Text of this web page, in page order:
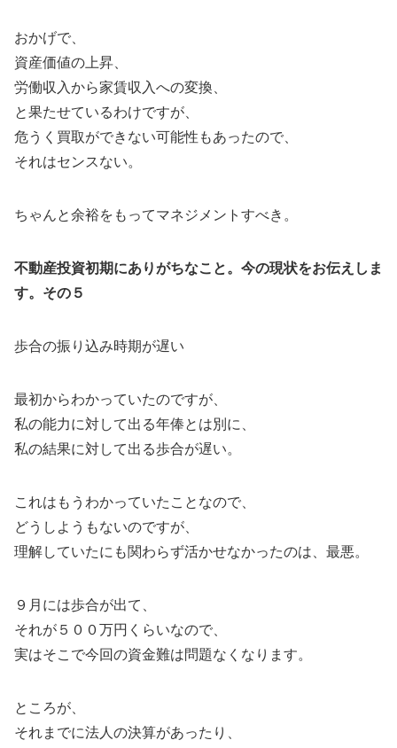
おかげで、
資産価値の上昇、
労働収入から家賃収入への変換、
と果たせているわけですが、
危うく買取ができない可能性もあったので、
それはセンスない。
ちゃんと余裕をもってマネジメントすべき。
不動産投資初期にありがちなこと。今の現状をお伝えしま
す。その５
歩合の振り込み時期が遅い
最初からわかっていたのですが、
私の能力に対して出る年俸とは別に、
私の結果に対して出る歩合が遅い。
これはもうわかっていたことなので、
どうしようもないのですが、
理解していたにも関わらず活かせなかったのは、最悪。
９月には歩合が出て、
それが５００万円くらいなので、
実はそこで今回の資金難は問題なくなります。
ところが、
それまでに法人の決算があったり、